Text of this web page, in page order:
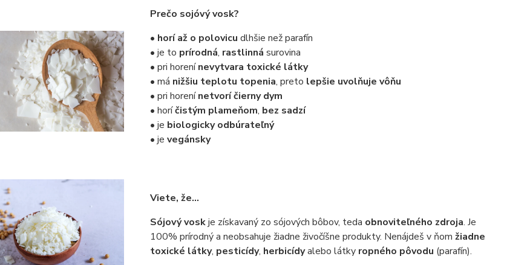
Prečo sojóvý vosk?
• horí až o polovicu dlhšie než parafín
• je to prírodná, rastlinná surovina
• pri horenínevytvara toxické látky
• má nižšiu teplotu topenia, preto lepšie uvolňuje vôňu
• pri horenínetvorí čierny dym
• horíčistým plameňom, bez sadzí
• je biologicky odbúrateľný
• je vegánsky
Viete, že…
Sójový voskje získavaný zo sójových bôbov, teda obnoviteľného zdroja. Je
100% prírodný a neobsahuje žiadne živočíšne produkty. Nenájdeš v ňom žiadne
toxické látky, pesticídy, herbicídyalebo látky ropného pôvodu (parafín).